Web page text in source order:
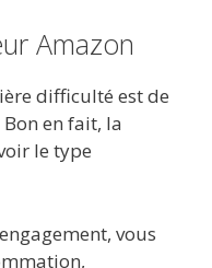
Amazon
difficulté est de
en fait, la
le type
vous